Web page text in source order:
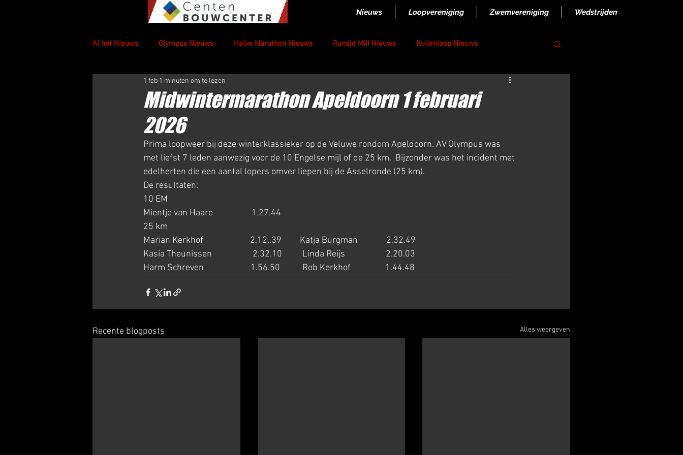
Nieuws Loopvereniging Zwemvereniging Wedstrijden
Al het Nieuws Olympus Nieuws Halve Marathon Nieuws Rundje Mill Nieuws Kuilenloop Nieuws
Midwintermarathon Apeldoorn 1 februari
2026
1 feb 1 minuten om te lezen
Prima loopweer bij deze winterklassieker op de Veluwe rondom Apeldoorn. AV Olympus was
met liefst 7 leden aanwezig voor de 10 Engelse mijl of de 25 km.  Bijzonder was het incident met
edelherten die een aantal lopers omver liepen bij de Asselronde (25 km).
De resultaten:
10 EM
Mientje van Haare                   1.27.44
25 km
Marian Kerkhof                       2.12..39         Katja Burgman              2.32.49
Kasia Theunissen                    2.32.10          Linda Reijs                    2.20.03
Harm Schreven                       1.56.50           Rob Kerkhof                 1.44.48
Recente blogposts Alles weergeven